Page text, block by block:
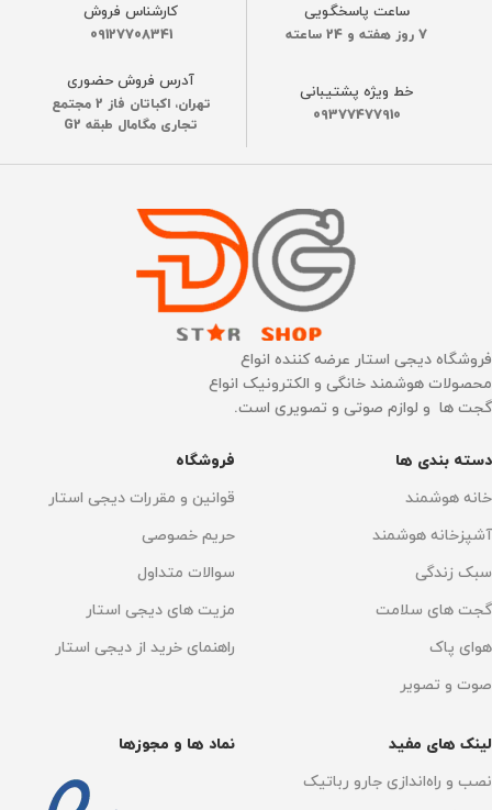
نوع موتور Brushless
عملکرد باطری
زمان شارژ 3 الی 4 ساعت
نقشه کشی سه بعدی
دارد
سنسور سه بعدی
50 سطح ,دارد
18000 پاسکال
ظرفیت باتری
6400 میلی آمپر
عملکرد باطری
دارد
سنسور سه بعدی
تنظیم آب خروجی
پر کردن خودکار مخزن آب
ساعت پاسخگویی
7 روز هفته و 24 ساعته
کارشناس فروش
09127708341
خط ویژه پشتیبانی
09377477910
آدرس فروش حضوری
تهران، اکباتان فاز 2 مجتمع
تجاری مگامال طبقه G2
فروشگاه دیجی استار عرضه کننده انواع
محصولات هوشمند خانگی و الکترونیک انواع
گجت ها و لوازم صوتی و تصویری است.
دسته بندی ها
خانه هوشمند
آشپزخانه هوشمند
سبک زندگی
گجت های سلامت
هوای پاک
صوت و تصویر
فروشگاه
قوانین و مقررات دیجی استار
حریم خصوصی
سوالات متداول
مزیت های دیجی استار
راهنمای خرید از دیجی استار
لینک های مفید
نصب و راه‌اندازی جارو رباتیک
نماد ها و مجوزها